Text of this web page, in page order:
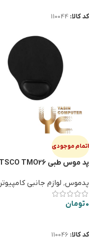
کد کالا: 110044
اتمام موجودی
پد موس طبی TSCO TMO26
پدموس, لوازم جانبی کامپیوتر
0تومان
کد کالا: 110046